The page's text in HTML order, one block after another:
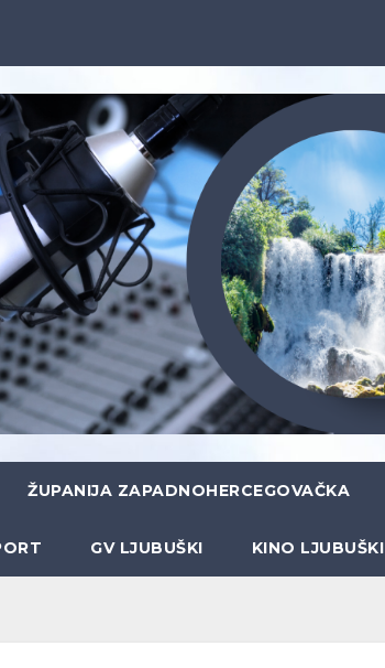
ŽUPANIJA ZAPADNOHERCEGOVAČKA
GV LJUBUŠKI KINO LJUBUŠKI